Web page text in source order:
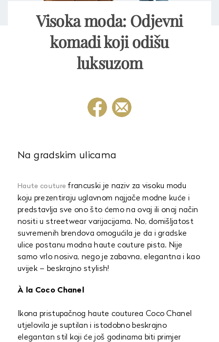
Visoka moda: Odjevni
komadi koji odišu
luksuzom
Na gradskim ulicama
Haute couture francuski je naziv za visoku modu
koju prezentiraju uglavnom najjače modne kuće i
predstavlja sve ono što ćemo na ovaj ili onaj način
nositi u streetwear varijacijama. No, domišljatost
suvremenih brendova omogućila je da i gradske
ulice postanu modna haute couture pista. Nije
samo vrlo nosiva, nego je zabavna, elegantna i kao
uvijek – beskrajno stylish!
À la Coco Chanel
Ikona pristupačnog haute couturea Coco Chanel
utjelovila je suptilan i istodobno beskrajno
elegantan stil koji će još godinama biti primjer